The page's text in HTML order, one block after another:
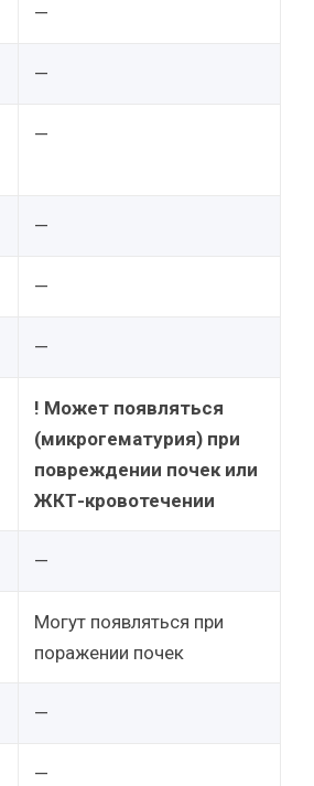
—
—
—
—
—
—
! Может появляться
(микрогематурия) при
повреждении почек или
ЖКТ-кровотечении
—
Могут появляться при
поражении почек
—
—